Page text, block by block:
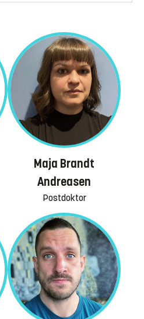
Maja Brandt
Andreasen
Postdoktor